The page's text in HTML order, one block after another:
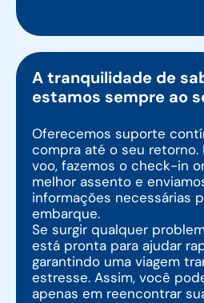
A tranquilidade de
estamos sempre ao
Oferecemos suporte
compra até o seu retorno.
voo, fazemos o check-in
melhor assento e
informações necessárias
embarque.
Se surgir qualquer
está pronta para ajudar
garantindo uma viagem
estresse. Assim, você
apenas em reencontrar